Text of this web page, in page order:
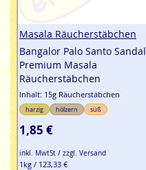
Masala Räucherstäbchen
Bangalor Palo Santo Sandal
Premium Masala
Räucherstäbchen
Inhalt: 15g Räucherstäbchen
harzig hölzern süß
1,85 €
inkl. MwtSt / zzgl. Versand
1kg / 123,33 €